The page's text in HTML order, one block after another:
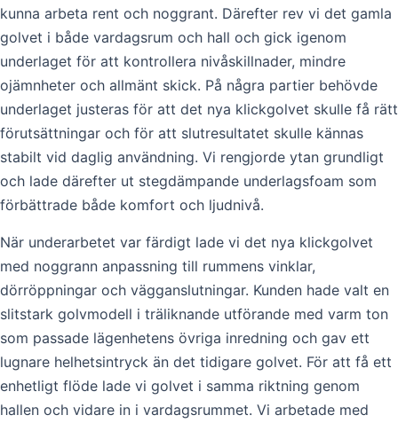
kunna arbeta rent och noggrant. Därefter rev vi det gamla
golvet i både vardagsrum och hall och gick igenom
underlaget för att kontrollera nivåskillnader, mindre
ojämnheter och allmänt skick. På några partier behövde
underlaget justeras för att det nya klickgolvet skulle få rätt
förutsättningar och för att slutresultatet skulle kännas
stabilt vid daglig användning. Vi rengjorde ytan grundligt
och lade därefter ut stegdämpande underlagsfoam som
förbättrade både komfort och ljudnivå.
När underarbetet var färdigt lade vi det nya klickgolvet
med noggrann anpassning till rummens vinklar,
dörröppningar och vägganslutningar. Kunden hade valt en
slitstark golvmodell i träliknande utförande med varm ton
som passade lägenhetens övriga inredning och gav ett
lugnare helhetsintryck än det tidigare golvet. För att få ett
enhetligt flöde lade vi golvet i samma riktning genom
hallen och vidare in i vardagsrummet. Vi arbetade med